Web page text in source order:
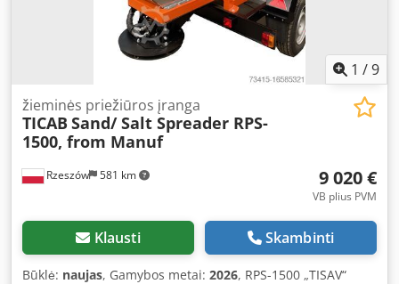
1 /9
Rzeszów 581 km
žieminės priežiūros įranga
TICAB Sand/ Salt Spreader RPS-
1500, from Manuf
9 020 €
VB plius PVM
Klausti Skambinti
Būklė: naujas, Gamybos metai: 2026, RPS-1500 „TISAV“